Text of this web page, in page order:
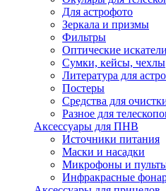
Для астрофото
Зеркала и призмы
Фильтры
Оптические искатели
Сумки, кейсы, чехлы
Литература для
Постеры
Средства для
Разное для
Аксессуары для ПНВ
Источники питания
Маски и насадки
Микрофоны и
Инфракрасные